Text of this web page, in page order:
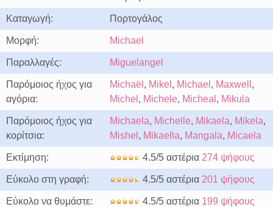
Καταγωγή: Πορτογάλος
Μορφή: Michael
Παραλλαγές: Miguelangel
Παρόμοιος ήχος για
αγόρια:
Michaël , Mikel , Michael , Maxwell ,
Michel , Michele, Micheal , Mikula
Παρόμοιος ήχος για
κορίτσια:
Michaela, Michelle, Mikaela, Mikela,
Mishel , Mikaella, Mangala, Micaela
Εκτίμηση: 4.5/5 αστέρια 274 ψήφους
Εύκολο στη γραφή: 4.5/5 αστέρια 201 ψήφους
Εύκολο να θυμάστε: 4.5/5 αστέρια 199 ψήφους